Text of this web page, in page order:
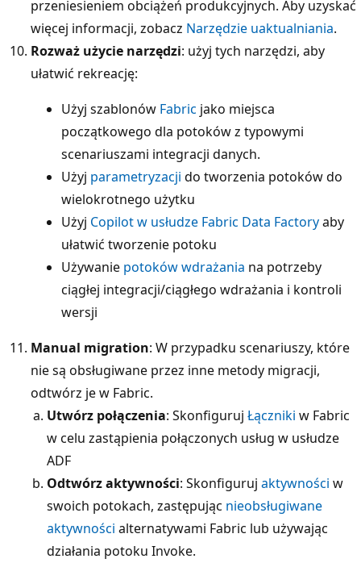
przeniesieniem obciążeń produkcyjnych. Aby uzyskać
więcej informacji, zobacz Narzędzie uaktualniania.
Rozważ użycie narzędzi: użyj tych narzędzi, aby
ułatwić rekreację:
Użyj szablonów Fabric jako miejsca
początkowego dla potoków z typowymi
scenariuszami integracji danych.
Użyj parametryzacji do tworzenia potoków do
wielokrotnego użytku
Użyj Copilot w usłudze Fabric Data Factoryaby
ułatwić tworzenie potoku
Używanie potoków wdrażania na potrzeby
ciągłej integracji/ciągłego wdrażania i kontroli
wersji
Manual migration: W przypadku scenariuszy, które
nie są obsługiwane przez inne metody migracji,
odtwórz je w Fabric.
Utwórz połączenia: Skonfiguruj Łączniki w Fabric
w celu zastąpienia połączonych usług w usłudze
ADF
Odtwórz aktywności: Skonfiguruj aktywności w
swoich potokach, zastępując nieobsługiwane
aktywności alternatywami Fabric lub używając
działania potoku Invoke.